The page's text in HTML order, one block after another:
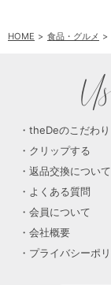
HOME 食品・グルメ
theDeのこだわり
クリップする
返品交換について
よくある質問
会員について
会社概要
プライバシーポ